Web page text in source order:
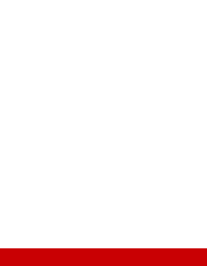
20